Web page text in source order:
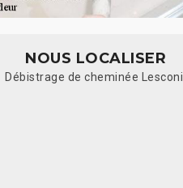
NOUS LOCALISER
Débistrage de cheminée Lesconil